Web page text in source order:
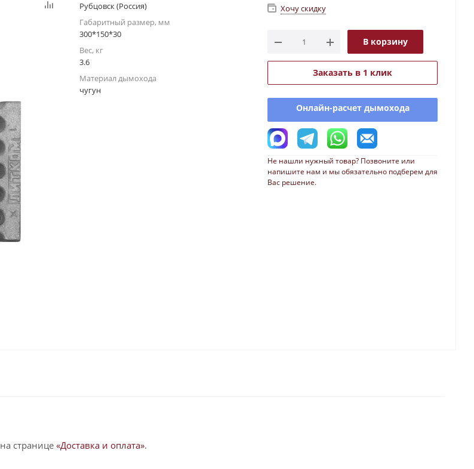
Рубцовск (Россия)
Габаритный размер, мм
300*150*30
Вес, кг
3.6
Материал дымохода
чугун
Хочу скидку
В корзину
Заказать в 1 клик
Онлайн-расчет дымохода
Не нашли нужный товар? Позвоните или
напишите нам и мы обязательно подберем для
Вас решение.
странице «Доставка и оплата».